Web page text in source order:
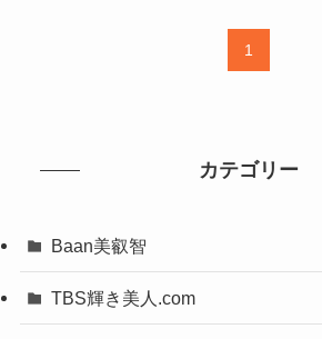
1
カテゴリー
Baan美叡智
TBS輝き美人.com